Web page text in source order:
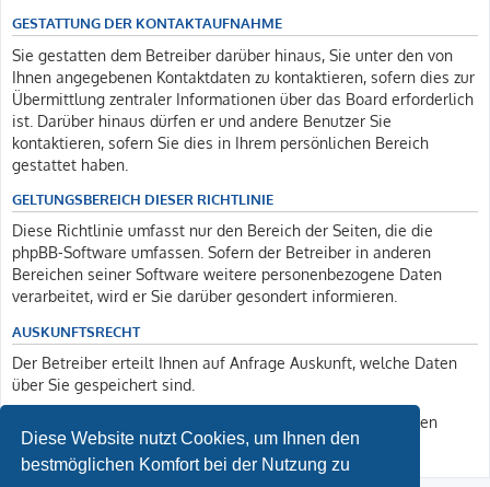
Diese Website nutzt Cookies, um Ihnen den
bestmöglichen Komfort bei der Nutzung zu
GESTATTUNG DER KONTAKTAUFNAHME
Sie gestatten dem Betreiber darüber hinaus, Sie unter den von
Ihnen angegebenen Kontaktdaten zu kontaktieren, sofern dies zur
Übermittlung zentraler Informationen über das Board erforderlich
ist. Darüber hinaus dürfen er und andere Benutzer Sie
kontaktieren, sofern Sie dies in Ihrem persönlichen Bereich
gestattet haben.
GELTUNGSBEREICH DIESER RICHTLINIE
Diese Richtlinie umfasst nur den Bereich der Seiten, die die
phpBB-Software umfassen. Sofern der Betreiber in anderen
Bereichen seiner Software weitere personenbezogene Daten
verarbeitet, wird er Sie darüber gesondert informieren.
AUSKUNFTSRECHT
Der Betreiber erteilt Ihnen auf Anfrage Auskunft, welche Daten
über Sie gespeichert sind.
Sie können jederzeit die Löschung bzw. Sperrung Ihrer Daten
verlangen. Kontaktieren Sie hierzu bitte den Betreiber.